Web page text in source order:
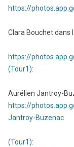
https://
Clara Bouchet dans
https://
(Tour1):
Aurélien Jantroy-
https://
Jantroy-Buzenac
(Tour1):